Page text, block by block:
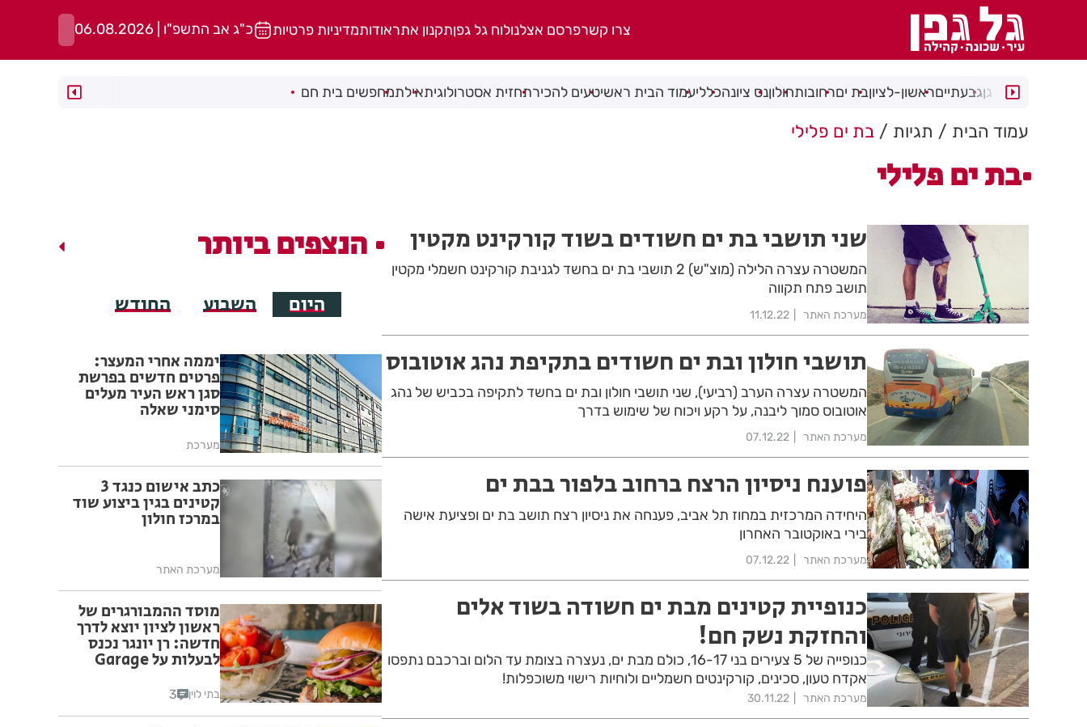
צרו קשרפרסם אצלנולוח גל גפןתקנון אתראודותמדיניות פרטיות כ"ג אב התשפ"ו | 06.08.2026
רמת גןגבעתייםראשון-לציוןבת יםרחובותחולוןנס ציונהכלליעמוד הבית ראשיטעים להכירתחזית אסטרולוגיתאילתמחפשים בית חם
עמוד הבית תגיות בת ים פלילי
בת ים פלילי
שני תושבי בת ים חשודים בשוד קורקינט מקטין
המשטרה עצרה הלילה (מוצ"ש) 2 תושבי בת ים בחשד לגניבת קורקינט חשמלי מקטין
תושב פתח תקווה
מערכת האתר 11.12.22
תושבי חולון ובת ים חשודים בתקיפת נהג אוטובוס
המשטרה עצרה הערב (רביעי), שני תושבי חולון ובת ים בחשד לתקיפה בכביש של נהג
אוטובוס סמוך ליבנה, על רקע ויכוח של שימוש בדרך
מערכת האתר 07.12.22
פוענח ניסיון הרצח ברחוב בלפור בבת ים
היחידה המרכזית במחוז תל אביב, פענחה את ניסיון רצח תושב בת ים ופציעת אישה
בירי באוקטובר האחרון
מערכת האתר 07.12.22
כנופיית קטינים מבת ים חשודה בשוד אלים
והחזקת נשק חם!
כנופייה של 5 צעירים בני 16-17, כולם מבת ים, נעצרה בצומת עד הלום וברכבם נתפסו
אקדח טעון, סכינים, קורקינטים חשמליים ולוחיות רישוי משוכפלות!
מערכת האתר 30.11.22
הנצפים ביותר
היום השבוע החודש
יממה אחרי המעצר:
פרטים חדשים בפרשת
סגן ראש העיר מעלים
סימני שאלה
מערכת
כתב אישום כנגד 3
קטינים בגין ביצוע שוד
במרכז חולון
מערכת האתר
מוסד ההמבורגרים של
ראשון לציון יוצא לדרך
חדשה: רן יונגר נכנס
לבעלות על Garage
בתי לוין 3